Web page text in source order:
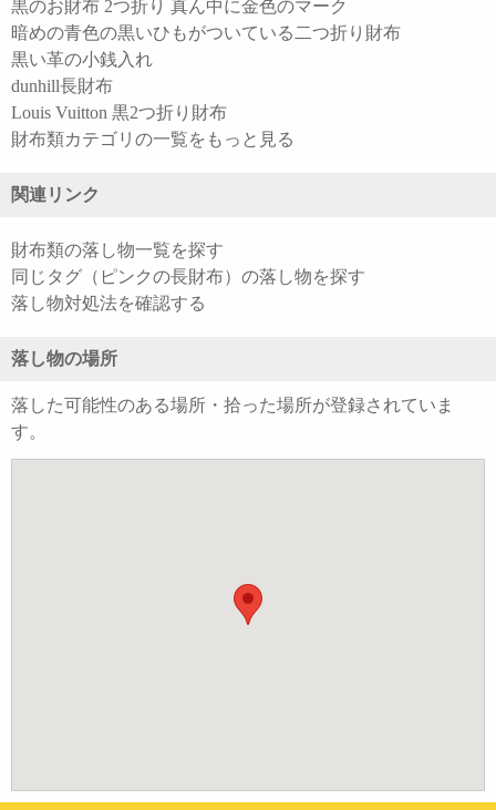
黒のお財布 2つ折り 真ん中に金色のマーク
暗めの青色の黒いひもがついている二つ折り財布
黒い革の小銭入れ
dunhill長財布
Louis Vuitton 黒2つ折り財布
財布類カテゴリの一覧をもっと見る
関連リンク
財布類の落し物一覧を探す
同じタグ（ピンクの長財布）の落し物を探す
落し物対処法を確認する
落し物の場所
落した可能性のある場所・拾った場所が登録されていま
す。